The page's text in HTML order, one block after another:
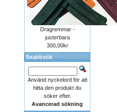
Dragremmar -
justerbara
300,00kr
Snabbsök
Använd nyckelord för att
hitta den produkt du
söker efter.
Avancerad sökning